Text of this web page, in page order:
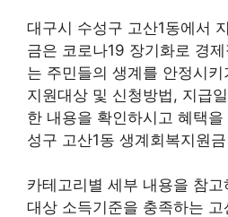
대구시 수성구 고산1동에서
금은 코로나19 장기화로 경
는 주민들의 생계를 안정시
지원대상 및 신청방법, 지급
한 내용을 확인하시고 혜택
성구 고산1동 생계회복지원
카테고리별 세부 내용을 참
대상 소득기준을 충족하는